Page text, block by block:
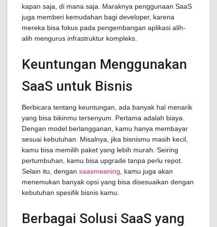
kapan saja, di mana saja. Maraknya penggunaan SaaS
juga memberi kemudahan bagi developer, karena
mereka bisa fokus pada pengembangan aplikasi alih-
alih mengurus infrastruktur kompleks.
Keuntungan Menggunakan
SaaS untuk Bisnis
Berbicara tentang keuntungan, ada banyak hal menarik
yang bisa bikinmu tersenyum. Pertama adalah biaya.
Dengan model berlangganan, kamu hanya membayar
sesuai kebutuhan. Misalnya, jika bisnismu masih kecil,
kamu bisa memilih paket yang lebih murah. Seiring
pertumbuhan, kamu bisa upgrade tanpa perlu repot.
Selain itu, dengan saasmeaning , kamu juga akan
menemukan banyak opsi yang bisa disesuaikan dengan
kebutuhan spesifik bisnis kamu.
Berbagai Solusi SaaS yang